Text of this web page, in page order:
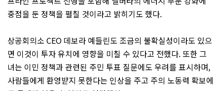
중점을 둔 정책을 펼칠 것이라고 밝히기도 했다.
상공회의소 CEO 데보라 예들린도 조금의 불확실성이라도 있으
면 이것이 투자 유치에 영향을 미칠 수 있다고 전했다. 또한 그
녀는 이민 정책과 관련된 주민 투표 질문에도 우려를 표시하며,
사람들에게 환영받지 못한다는 인상을 주고 주의 노동력 확보에